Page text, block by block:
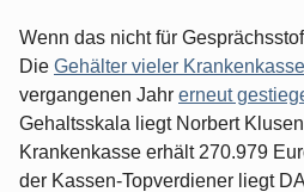
Wenn das nicht für
Die Gehälter vieler
vergangenen Jahr erneut
Gehaltsskala liegt Norbert
Krankenkasse erhält 270.979
der Kassen-Topverdiener liegt